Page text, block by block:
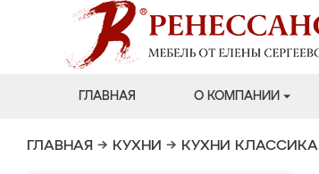
ГЛАВНАЯ О КОМПАНИИ
ГЛАВНАЯ → КУХНИ → КУХНИ КЛАССИКА